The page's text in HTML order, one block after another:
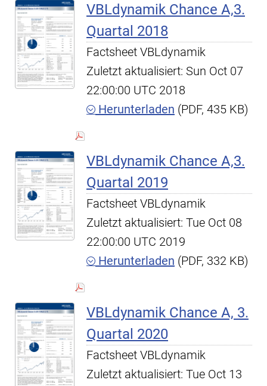
VBLdynamik Chance A,3.
Quartal 2018
Factsheet VBLdynamik
Zuletzt aktualisiert: Sun Oct 07
22:00:00 UTC 2018
Herunterladen (PDF, 435 KB)
VBLdynamik Chance A,3.
Quartal 2019
Factsheet VBLdynamik
Zuletzt aktualisiert: Tue Oct 08
22:00:00 UTC 2019
Herunterladen (PDF, 332 KB)
VBLdynamik Chance A, 3.
Quartal 2020
Factsheet VBLdynamik
Zuletzt aktualisiert: Tue Oct 13